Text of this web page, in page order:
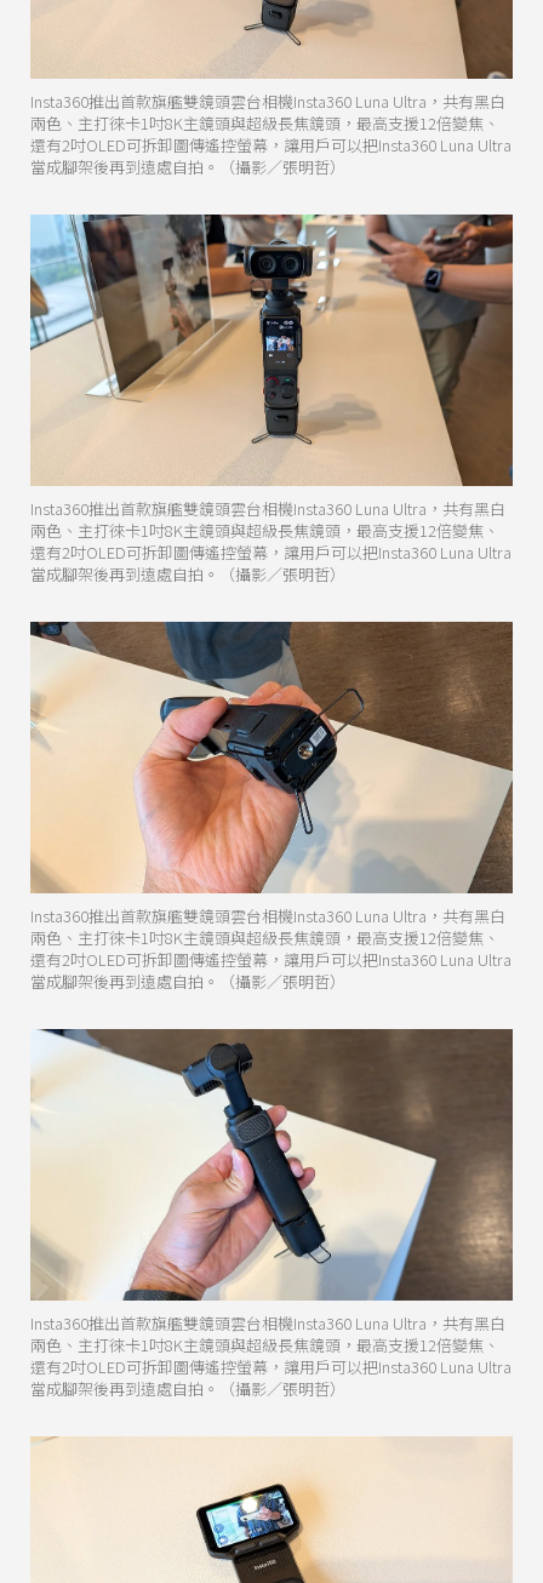
Insta360推出首款旗艦雙鏡頭雲台相機Insta360 Luna Ultra，共有黑白
兩色、主打徠卡1吋8K主鏡頭與超級長焦鏡頭，最高支援12倍變焦、
還有2吋OLED可拆卸圖傳遙控螢幕，讓用戶可以把Insta360 Luna Ultra
當成腳架後再到遠處自拍。（攝影／張明哲）
Insta360推出首款旗艦雙鏡頭雲台相機Insta360 Luna Ultra，共有黑白
兩色、主打徠卡1吋8K主鏡頭與超級長焦鏡頭，最高支援12倍變焦、
還有2吋OLED可拆卸圖傳遙控螢幕，讓用戶可以把Insta360 Luna Ultra
當成腳架後再到遠處自拍。（攝影／張明哲）
Insta360推出首款旗艦雙鏡頭雲台相機Insta360 Luna Ultra，共有黑白
兩色、主打徠卡1吋8K主鏡頭與超級長焦鏡頭，最高支援12倍變焦、
還有2吋OLED可拆卸圖傳遙控螢幕，讓用戶可以把Insta360 Luna Ultra
當成腳架後再到遠處自拍。（攝影／張明哲）
Insta360推出首款旗艦雙鏡頭雲台相機Insta360 Luna Ultra，共有黑白
兩色、主打徠卡1吋8K主鏡頭與超級長焦鏡頭，最高支援12倍變焦、
還有2吋OLED可拆卸圖傳遙控螢幕，讓用戶可以把Insta360 Luna Ultra
當成腳架後再到遠處自拍。（攝影／張明哲）